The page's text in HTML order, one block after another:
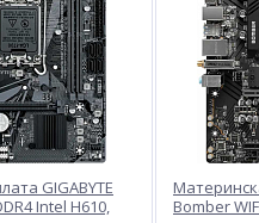
GIGABYTE
Intel H610,
Bomber